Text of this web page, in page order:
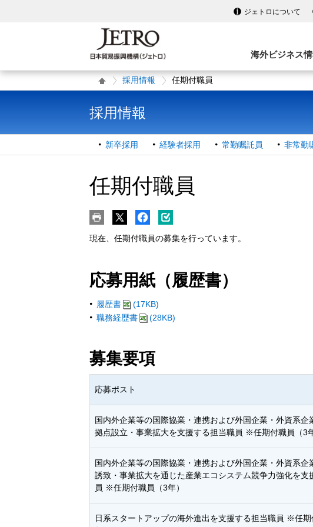
ジェトロについて
海外ビジネス
採用情報 任期付職員
採用情報
新卒採用 経験者採用 常勤嘱託員 非常勤
任期付職員
現在、任期付職員の募集を行っています。
応募用紙（履歴書）
履歴書
(17KB)
職務経歴書
(28KB)
募集要項
応募ポスト
国内外企業等の国際協業・連携および外国企業・外資系企
拠点設立・事業拡大を支援する担当職員 ※任期付職員（3年
国内外企業等の国際協業・連携および外国企業・外資系企
誘致・事業拡大を通じた産業エコシステム競争力強化を支
員 ※任期付職員（3年）
日系スタートアップの海外進出を支援する担当職員 ※任期